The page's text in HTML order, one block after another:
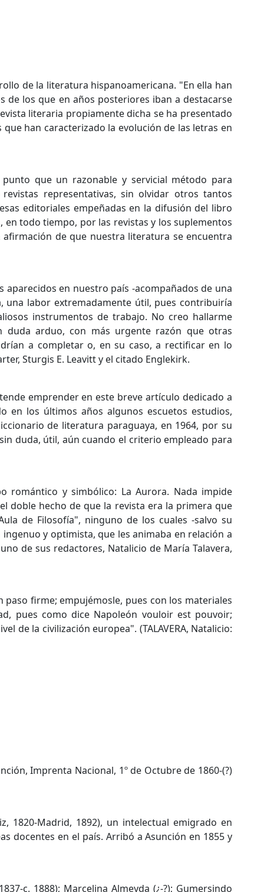
de la literatura hispanoamericana. "En ella han
los que en años posteriores iban a destacarse
literaria propiamente dicha se ha presentado
han caracterizado la evolución de las letras en
que un razonable y servicial método para
representativas, sin olvidar otros tantos
editoriales empeñadas en la difusión del libro
todo tiempo, por las revistas y los suplementos
de que nuestra literatura se encuentra
en nuestro país -acompañados de una
una labor extremadamente útil, pues contribuiría
instrumentos de trabajo. No creo hallarme
duda arduo, con más urgente razón que otras
a completar o, en su caso, a rectificar en lo
Sturgis E. Leavitt y el citado Englekirk.
emprender en este breve artículo dedicado a
en los últimos años algunos escuetos estudios,
de literatura paraguaya, en 1964, por su
duda, útil, aún cuando el criterio empleado para
y simbólico: La Aurora. Nada impide
doble hecho de que la revista era la primera que
de Filosofía", ninguno de los cuales -salvo su
y optimista, que les animaba en relación a
de sus redactores, Natalicio de María Talavera,
paso firme; empujémosle, pues con los materiales
pues como dice Napoleón vouloir est pouvoir;
de la civilización europea". (TALAVERA, Natalicio:
Imprenta Nacional, 1º de Octubre de 1860-(?)
1820-Madrid, 1892), un intelectual emigrado en
docentes en el país. Arribó a Asunción en 1855 y
c. 1888); Marcelina Almeyda (¿-?); Gumersindo